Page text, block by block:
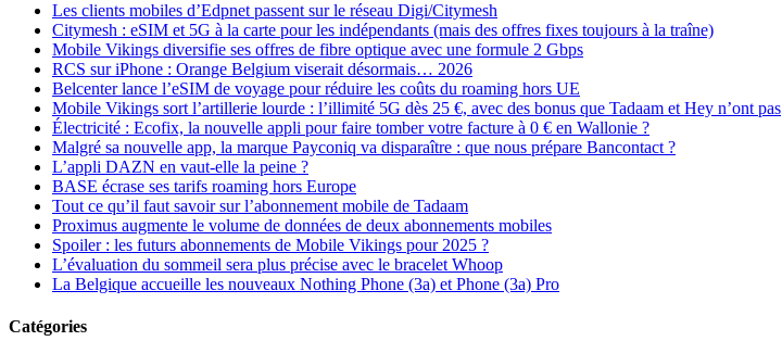
Les clients mobiles d’Edpnet passent sur le réseau Digi/Citymesh
Citymesh : eSIM et 5G à la carte pour les indépendants (mais des offres fixes toujours à la traîne)
Mobile Vikings diversifie ses offres de fibre optique avec une formule 2 Gbps
RCS sur iPhone : Orange Belgium viserait désormais… 2026
Belcenter lance l’eSIM de voyage pour réduire les coûts du roaming hors UE
Mobile Vikings sort l’artillerie lourde : l’illimité 5G dès 25 €, avec des bonus que Tadaam et Hey n’ont pas
Électricité : Ecofix, la nouvelle appli pour faire tomber votre facture à 0 € en Wallonie ?
Malgré sa nouvelle app, la marque Payconiq va disparaître : que nous prépare Bancontact ?
L’appli DAZN en vaut-elle la peine ?
BASE écrase ses tarifs roaming hors Europe
Tout ce qu’il faut savoir sur l’abonnement mobile de Tadaam
Proximus augmente le volume de données de deux abonnements mobiles
Spoiler : les futurs abonnements de Mobile Vikings pour 2025 ?
L’évaluation du sommeil sera plus précise avec le bracelet Whoop
La Belgique accueille les nouveaux Nothing Phone (3a) et Phone (3a) Pro
Catégories